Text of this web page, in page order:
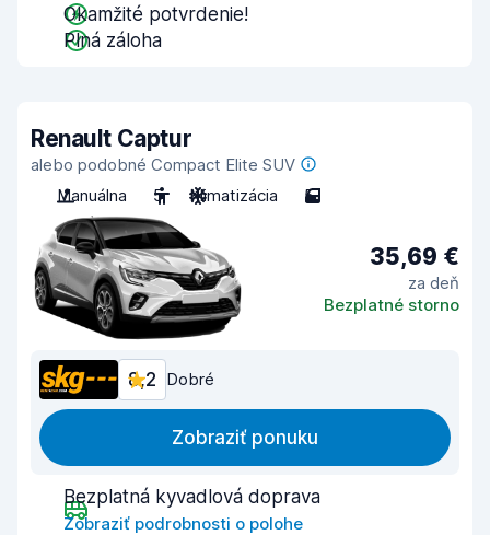
Okamžité potvrdenie!
Plná záloha
Renault Captur
alebo podobné Compact Elite SUV
Manuálna
5 Klimatizácia 5
35,69 €
za deň
Bezplatné storno
8,2 Dobré
Zobraziť ponuku
Bezplatná kyvadlová doprava
Zobraziť podrobnosti o polohe